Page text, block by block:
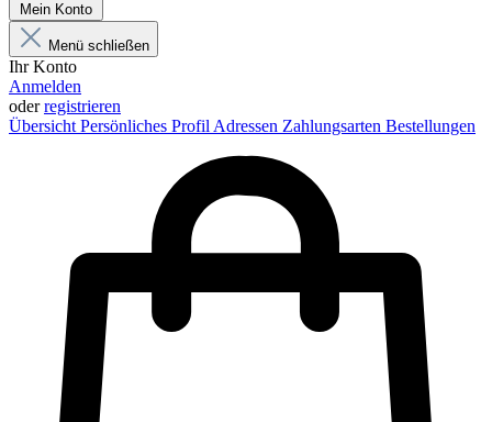
Mein Konto
Menü schließen
Ihr Konto
Anmelden
oderregistrieren
Übersicht Persönliches Profil Adressen Zahlungsarten Bestellungen